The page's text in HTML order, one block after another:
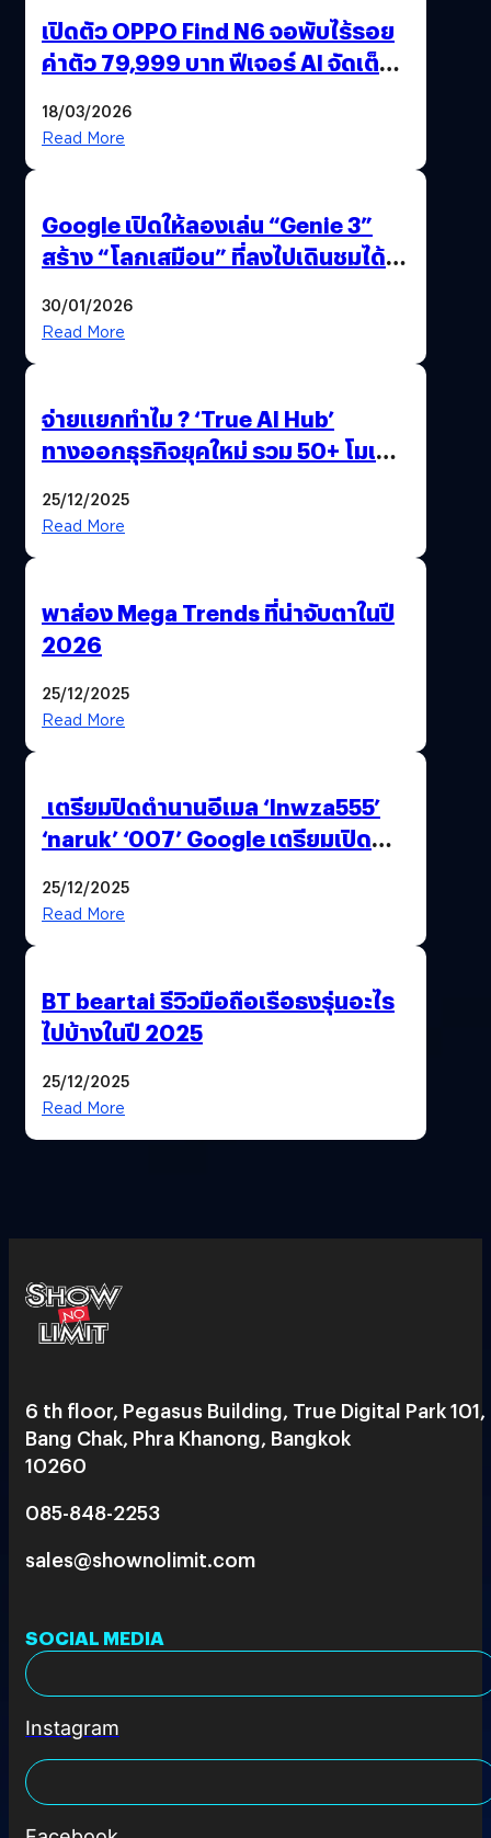
เปิดตัว OPPO Find N6 จอพับไร้รอย
ค่าตัว 79,999 บาท ฟีเจอร์ AI จัดเต็ม
18/03/2026
Read More
Google เปิดให้ลองเล่น “Genie 3”
สร้าง “โลกเสมือน” ที่ลงไปเดินชมได้
30/01/2026
Read More
จ่ายแยกทำไม ? ‘True AI Hub’
ทางออกธุรกิจยุคใหม่ รวม 50+ โมเดล
25/12/2025
Read More
พาส่อง Mega Trends ที่น่าจับตาในปี
2026
25/12/2025
Read More
เตรียมปิดตำนานอีเมล ‘lnwza555’
‘naruk’ ‘007’ Google เตรียมเปิด
25/12/2025
Read More
BT beartai รีวิวมือถือเรือธงรุ่นอะไร
ไปบ้างในปี 2025
25/12/2025
Read More
6 th floor, Pegasus Building, True Digital Park 101,
Bang Chak, Phra Khanong, Bangkok
10260
085-848-2253
sales@shownolimit.com
SOCIAL MEDIA
Instagram